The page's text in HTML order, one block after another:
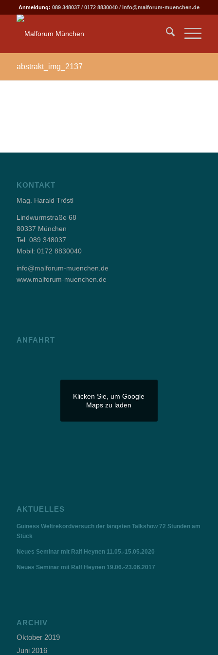
Anmeldung: 089 348037/ 0172 8830040/ info@malforum-muenchen.de
abstrakt_img_2137
KONTAKT
Mag. Harald Tröstl
Lindwurmstraße 68
80337 München
Tel: 089 348037
Mobil: 0172 8830040
info@malforum-muenchen.de
www.malforum-muenchen.de
ANFAHRT
Klicken Sie, um Google
Maps zu laden
AKTUELLES
Guiness Weltrekordversuch der längsten Talkshow 72 Stunden am
Stück
Neues Seminar mit Ralf Heynen 11.05.-15.05.2020
Neues Seminar mit Ralf Heynen 19.06.-23.06.2017
ARCHIV
Oktober 2019
Juni 2016